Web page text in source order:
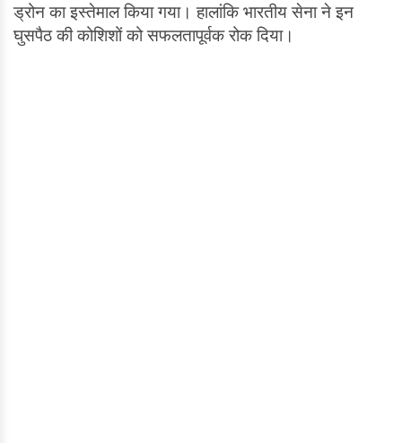
ड्रोन का इस्तेमाल किया गया। हालांकि भारतीय सेना ने इन
घुसपैठ की कोशिशों को सफलतापूर्वक रोक दिया।